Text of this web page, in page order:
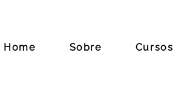
Home Sobre Cursos